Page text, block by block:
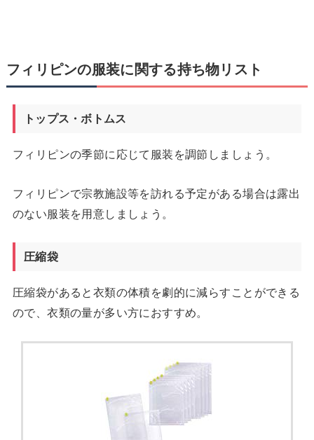
フィリピンの服装に関する持ち物リスト
トップス・ボトムス
フィリピンの季節に応じて服装を調節しましょう。
フィリピンで宗教施設等を訪れる予定がある場合は露出
のない服装を用意しましょう。
圧縮袋
圧縮袋があると衣類の体積を劇的に減らすことができる
ので、衣類の量が多い方におすすめ。